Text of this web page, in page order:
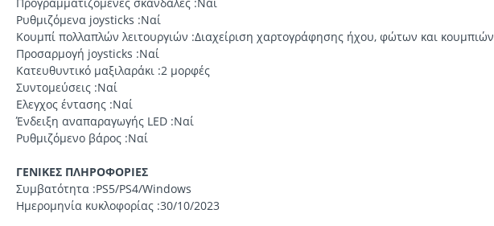
Προγραμματιζόμενες σκανδάλες :Ναί
Ρυθμιζόμενα joysticks :Ναί
Κουμπί πολλαπλών λειτουργιών :Διαχείριση χαρτογράφησης ήχου, φώτων και κουμπιών
Προσαρμογή joysticks :Ναί
Κατευθυντικό μαξιλαράκι :2 μορφές
Συντομεύσεις :Ναί
Ελεγχος έντασης :Ναί
Ένδειξη αναπαραγωγής LED :Ναί
Ρυθμιζόμενο βάρος :Ναί
ΓΕΝΙΚΕΣ ΠΛΗΡΟΦΟΡΙΕΣ
Συμβατότητα :PS5/PS4/Windows
Ημερομηνία κυκλοφορίας :30/10/2023